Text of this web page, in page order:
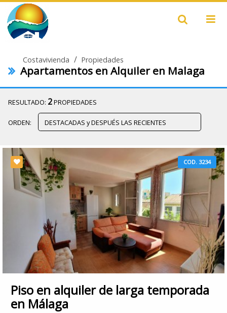
Costavivienda / Propiedades
Apartamentos en Alquiler en Malaga
RESULTADO: 2PROPIEDADES
ORDEN:
COD. 3234
Piso en alquiler de larga temporada
en Málaga